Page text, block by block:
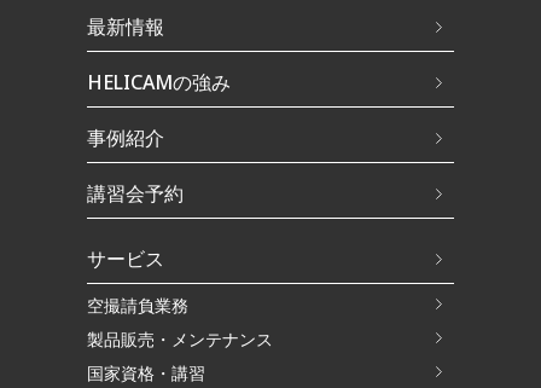
最新情報
HELICAMの強み
事例紹介
講習会予約
サービス
空撮請負業務
製品販売・メンテナンス
国家資格・講習